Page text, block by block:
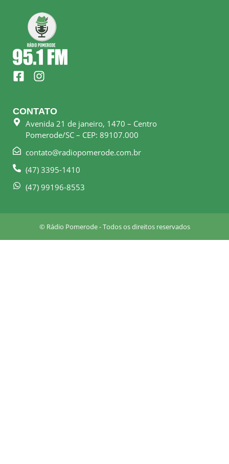
F
a
e
b
o
k
s
q
a
I
n
t
a
g
r
a
m
CONTATO
Avenida 21 de janeiro, 1470 – Centro
Pomerode/SC – CEP: 89107.000
contato@radiopomerode.com.br
(47) 3395-1410
(47) 99196-8553
© Rádio Pomerode - Todos os direitos reservados